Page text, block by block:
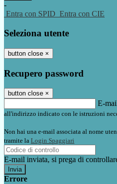
-
Entra con SPID Entra con CIE
Seleziona utente
button close ×
Recupero password
button close ×
E-
all'indirizzo indicato con le istruzioni
Non hai una e-mail associata al nome
tramite la Login Spaggiari
E-mail inviata, si prega di
Errore